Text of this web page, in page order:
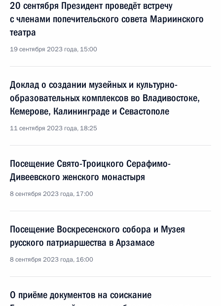
20 сентября Президент проведёт встречу
с членами попечительского совета Мариинского
театра
19 сентября 2023 года, 15:00
Доклад о создании музейных и культурно-
образовательных комплексов во Владивостоке,
Кемерове, Калининграде и Севастополе
11 сентября 2023 года, 18:25
Посещение Свято-Троицкого Серафимо-
Дивеевского женского монастыря
8 сентября 2023 года, 17:00
Посещение Воскресенского собора и Музея
русского патриаршества в Арзамасе
8 сентября 2023 года, 16:00
О приёме документов на соискание